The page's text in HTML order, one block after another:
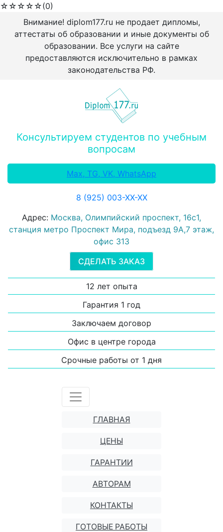
☆ ☆ ☆ ☆ ☆(0)
Внимание! diplom177.ru не продает дипломы,
аттестаты об образовании и иные документы об
образовании. Все услуги на сайте
предоставляются исключительно в рамках
законодательства РФ.
Консультируем студентов по учебным
вопросам
Max, TG, VK, WhatsApp
8 (925) 003-ХХ-ХХ
Адрес: Москва, Олимпийский проспект, 16с1,
станция метро Проспект Мира, подъезд 9А,7 этаж,
офис 313
СДЕЛАТЬ ЗАКАЗ
12 лет опыта
Гарантия 1 год
Заключаем договор
Офис в центре города
Срочные работы от 1 дня
ГЛАВНАЯ
ЦЕНЫ
ГАРАНТИИ
АВТОРАМ
КОНТАКТЫ
ГОТОВЫЕ РАБОТЫ